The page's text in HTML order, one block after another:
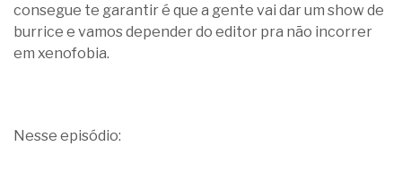
consegue te garantir é que a gente vai dar um show de
burrice e vamos depender do editor pra não incorrer
em xenofobia.
Nesse episódio: